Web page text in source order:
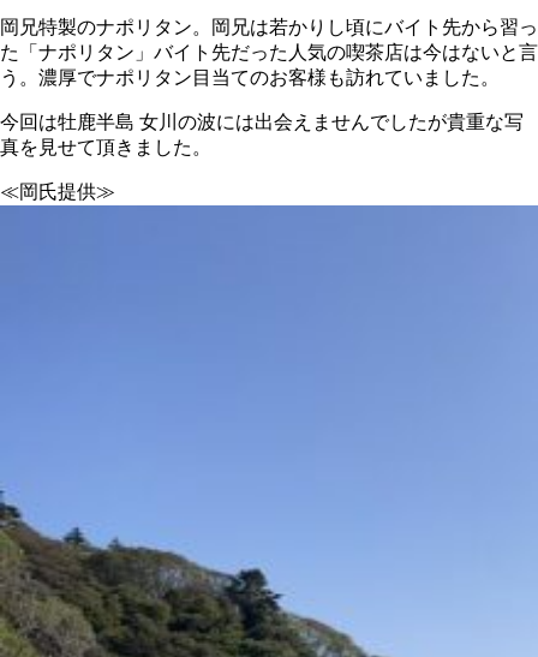
岡兄特製のナポリタン。岡兄は若かりし頃にバイト先から習っ
た「ナポリタン」バイト先だった人気の喫茶店は今はないと言
う。濃厚でナポリタン目当てのお客様も訪れていました。
今回は牡鹿半島 女川の波には出会えませんでしたが貴重な写
真を見せて頂きました。
≪岡氏提供≫